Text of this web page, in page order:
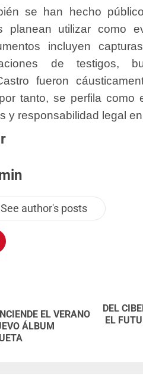
se han hecho
planean utilizar como
incluyen
de testigos,
fueron
tanto, se perfila como
y responsabilidad legal
See author's posts
EL VERANO
ÁLBUM
DEL
EL